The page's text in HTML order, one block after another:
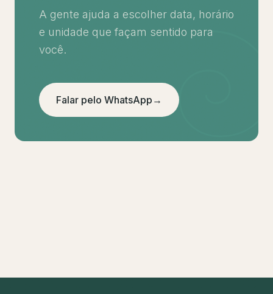
A gente ajuda a escolher data, horário
e unidade que façam sentido para
você.
Falar pelo WhatsApp →